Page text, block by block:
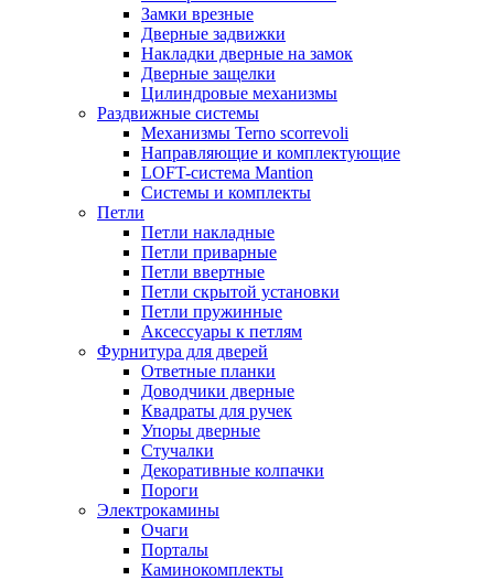
Замки врезные
Дверные задвижки
Накладки дверные на замок
Дверные защелки
Цилиндровые механизмы
Раздвижные системы
Механизмы Terno scorrevoli
Направляющие и комплектующие
LOFT-cистема Mantion
Системы и комплекты
Петли
Петли накладные
Петли приварные
Петли ввертные
Петли скрытой установки
Петли пружинные
Аксессуары к петлям
Фурнитура для дверей
Ответные планки
Доводчики дверные
Квадраты для ручек
Упоры дверные
Стучалки
Декоративные колпачки
Пороги
Электрокамины
Очаги
Порталы
Каминокомплекты